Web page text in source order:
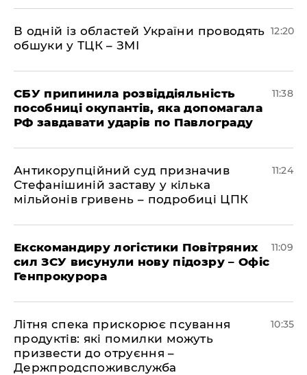
В одній із областей України проводять
обшуки у ТЦК – ЗМІ
12:20
СБУ припинила розвіддіяльність
пособниці окупантів, яка допомагала
РФ завдавати ударів по Павлограду
11:38
Антикорупційний суд призначив
Стефанішиній заставу у кілька
мільйонів гривень – подробиці ЦПК
11:24
Екскомандиру логістики Повітряних
сил ЗСУ висунули нову підозру – Офіс
Генпрокурора
11:09
Літня спека прискорює псування
продуктів: які помилки можуть
призвести до отруєння –
Держпродспоживслужба
10:35